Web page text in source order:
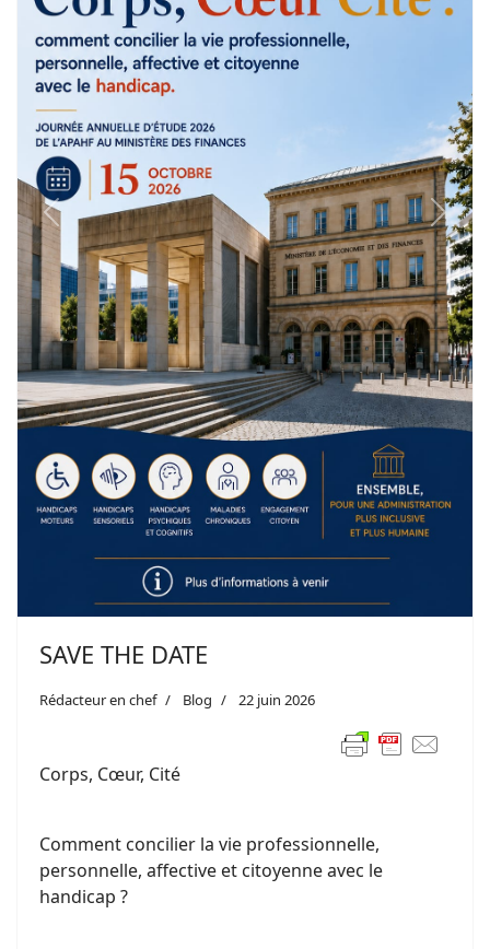
Previous Next
SAVE THE DATE
Rédacteur en chef Blog 22 juin 2026
Corps, Cœur, Cité
Comment concilier la vie professionnelle,
personnelle, affective et citoyenne avec le
handicap ?